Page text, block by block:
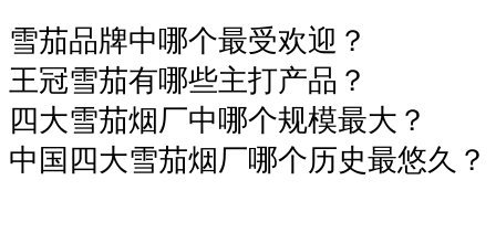
雪茄品牌中哪个最受欢迎？
王冠雪茄有哪些主打产品？
四大雪茄烟厂中哪个规模最大？
中国四大雪茄烟厂哪个历史最悠久？